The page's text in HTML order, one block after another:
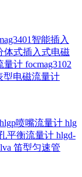
智能插入
体式插入式电磁
量计 focmag3102
型电磁流量计
hlgp喷嘴流量计 hlg
平衡流量计 hlgd-
笛型匀速管